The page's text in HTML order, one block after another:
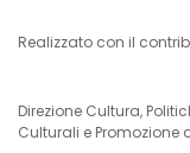
Realizzato con il
Direzione Cultura,
Culturali e Promozione